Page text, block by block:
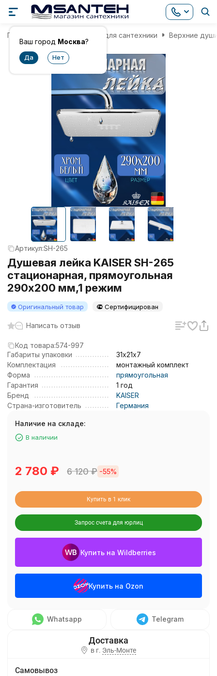
Ваш город Москва?
Главная Комплектующие для сантехники Верхние
Артикул:SH-265
Душевая лейка KAISER SH-265
стационарная, прямоугольная
290x200 мм,1 режим
Оригинальный товар Сертифицирован
Написать отзыв
Код товара:574-997
Габариты упаковки
31х21х7
Комплектация
монтажный комплект
Форма
прямоугольная
Гарантия
1 год
Бренд
KAISER
Страна-изготовитель
Германия
Наличие на складе:
В наличии
2 780 ₽ 6 120₽ -55%
Купить в 1 клик
Запрос счета для юрлиц
Купить на Wildberries
Купить на Ozon
Whatsapp Telegram
в г. Эль-Монте
Самовывоз